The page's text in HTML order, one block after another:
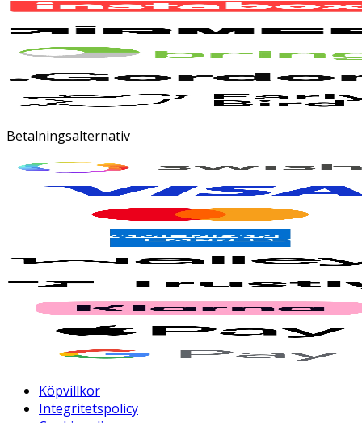
Betalningsalternativ
Köpvillkor
Integritetspolicy